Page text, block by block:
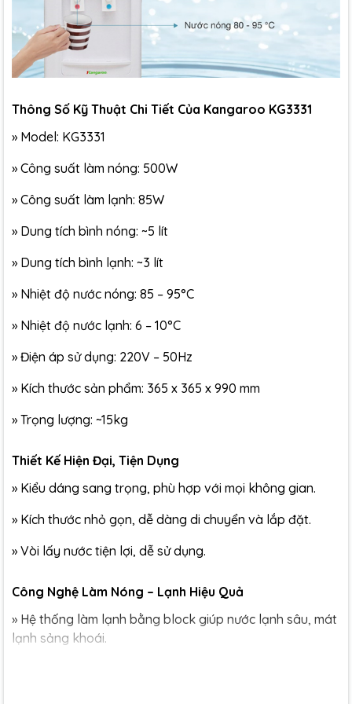
Thông Số Kỹ Thuật Chi Tiết Của Kangaroo KG3331
» Model: KG3331
» Công suất làm nóng: 500W
» Công suất làm lạnh: 85W
» Dung tích bình nóng: ~5 lít
» Dung tích bình lạnh: ~3 lít
» Nhiệt độ nước nóng: 85 – 95°C
» Nhiệt độ nước lạnh: 6 – 10°C
» Điện áp sử dụng: 220V – 50Hz
» Kích thước sản phẩm: 365 x 365 x 990 mm
» Trọng lượng: ~15kg
Thiết Kế Hiện Đại, Tiện Dụng
» Kiểu dáng sang trọng, phù hợp với mọi không gian.
» Kích thước nhỏ gọn, dễ dàng di chuyển và lắp đặt.
» Vòi lấy nước tiện lợi, dễ sử dụng.
Công Nghệ Làm Nóng – Lạnh Hiệu Quả
» Hệ thống làm lạnh bằng block giúp nước lạnh sâu, mát
lạnh sảng khoái.